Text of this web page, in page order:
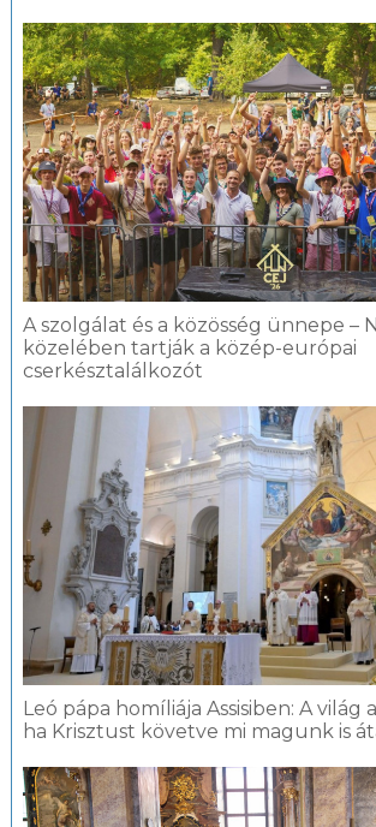
A szolgálat és a közösség ünnepe –
közelében tartják a közép-európai
cserkésztalálkozót
Leó pápa homíliája Assisiben: A
ha Krisztust követve mi magunk is